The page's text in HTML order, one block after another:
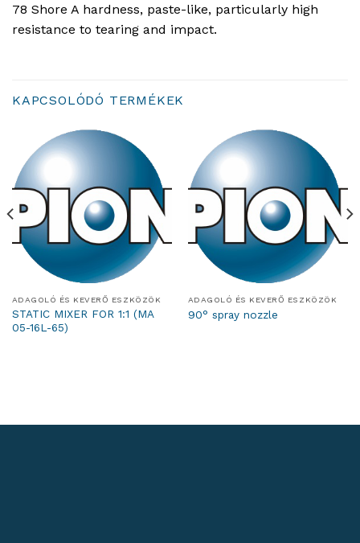
78 Shore A hardness, paste-like, particularly high
resistance to tearing and impact.
KAPCSOLÓDÓ TERMÉKEK
ADAGOLÓ ÉS KEVERŐ ESZKÖZÖK
STATIC MIXER FOR 1:1 (MA
05-16L-65)
ADAGOLÓ ÉS KEVERŐ ESZKÖZÖK
90° spray nozzle